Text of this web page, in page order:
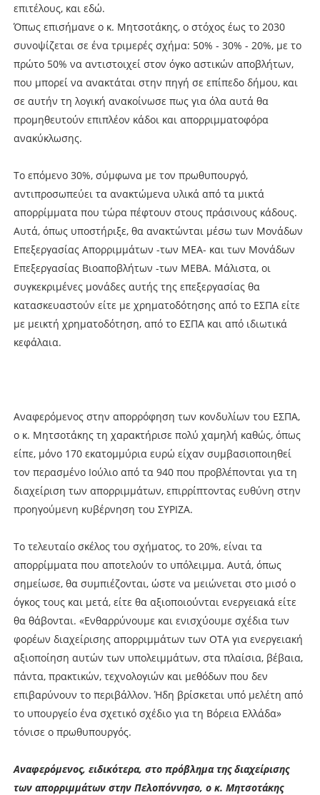
επιτέλους, και εδώ.
Όπως επισήμανε ο κ. Μητσοτάκης, ο στόχος έως το 2030
συνοψίζεται σε ένα τριμερές σχήμα: 50% - 30% - 20%, με το
πρώτο 50% να αντιστοιχεί στον όγκο αστικών αποβλήτων,
που μπορεί να ανακτάται στην πηγή σε επίπεδο δήμου, και
σε αυτήν τη λογική ανακοίνωσε πως για όλα αυτά θα
προμηθευτούν επιπλέον κάδοι και απορριμματοφόρα
ανακύκλωσης.
Το επόμενο 30%, σύμφωνα με τον πρωθυπουργό,
αντιπροσωπεύει τα ανακτώμενα υλικά από τα μικτά
απορρίμματα που τώρα πέφτουν στους πράσινους κάδους.
Αυτά, όπως υποστήριξε, θα ανακτώνται μέσω των Μονάδων
Επεξεργασίας Απορριμμάτων -των ΜΕΑ- και των Μονάδων
Επεξεργασίας Βιοαποβλήτων -των ΜΕΒΑ. Μάλιστα, οι
συγκεκριμένες μονάδες αυτής της επεξεργασίας θα
κατασκευαστούν είτε με χρηματοδότησης από το ΕΣΠΑ είτε
με μεικτή χρηματοδότηση, από το ΕΣΠΑ και από ιδιωτικά
κεφάλαια.
Αναφερόμενος στην απορρόφηση των κονδυλίων του ΕΣΠΑ,
ο κ. Μητσοτάκης τη χαρακτήρισε πολύ χαμηλή καθώς, όπως
είπε, μόνο 170 εκατομμύρια ευρώ είχαν συμβασιοποιηθεί
τον περασμένο Ιούλιο από τα 940 που προβλέπονται για τη
διαχείριση των απορριμμάτων, επιρρίπτοντας ευθύνη στην
προηγούμενη κυβέρνηση του ΣΥΡΙΖΑ.
Το τελευταίο σκέλος του σχήματος, το 20%, είναι τα
απορρίμματα που αποτελούν το υπόλειμμα. Αυτά, όπως
σημείωσε, θα συμπιέζονται, ώστε να μειώνεται στο μισό ο
όγκος τους και μετά, είτε θα αξιοποιούνται ενεργειακά είτε
θα θάβονται. «Ενθαρρύνουμε και ενισχύουμε σχέδια των
φορέων διαχείρισης απορριμμάτων των ΟΤΑ για ενεργειακή
αξιοποίηση αυτών των υπολειμμάτων, στα πλαίσια, βέβαια,
πάντα, πρακτικών, τεχνολογιών και μεθόδων που δεν
επιβαρύνουν το περιβάλλον. Ήδη βρίσκεται υπό μελέτη από
το υπουργείο ένα σχετικό σχέδιο για τη Βόρεια Ελλάδα»
τόνισε ο πρωθυπουργός.
Αναφερόμενος, ειδικότερα, στο πρόβλημα της διαχείρισης
των απορριμμάτων στην Πελοπόννησο, ο κ. Μητσοτάκης